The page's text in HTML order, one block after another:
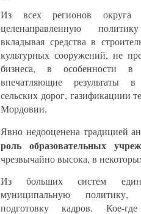
Из всех регионов округа
целенаправленную
вкладывая средства в
культурных сооружений, не
бизнеса, в особенности в
впечатляющие результаты в
сельских дорог, газификациии
Мордовии.
Явно недооценена традицией
роль образовательных
чрезвычайно высока, в
Из больших систем
муниципальную
подготовку кадров. Кое-